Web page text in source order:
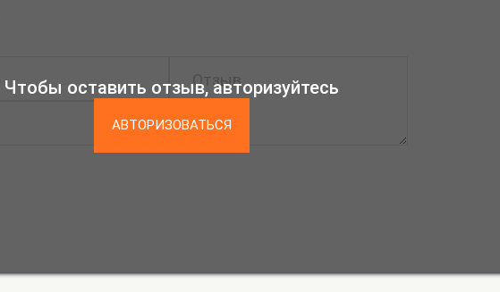
Чтобы оставить отзыв, авторизуйтесь
АВТОРИЗОВАТЬСЯ